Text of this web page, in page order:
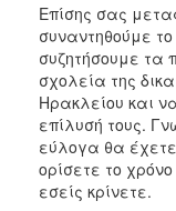
ΤΟΠΟΣ
ΠΟΛΙΤΙΣΜΟΣ
Επίσης σας
συναντηθούμε
συζητήσουμε τα
σχολεία της
Ηρακλείου και
επίλυσή τους.
εύλογα θα
ορίσετε το
εσείς κρίνετε.